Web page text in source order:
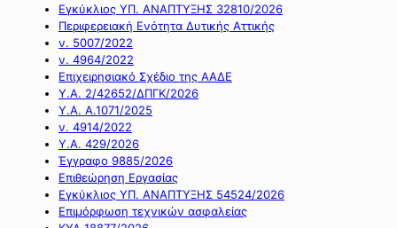
Εγκύκλιος ΥΠ. ΑΝΑΠΤΥΞΗΣ 32810/2026
Περιφερειακή Ενότητα Δυτικής Αττικής
ν. 5007/2022
ν. 4964/2022
Επιχειρησιακό Σχέδιο της ΑΑΔΕ
Υ.Α. 2/42652/ΔΠΓΚ/2026
Υ.Α. Α.1071/2025
ν. 4914/2022
Υ.Α. 429/2026
Έγγραφο 9885/2026
Επιθεώρηση Εργασίας
Εγκύκλιος ΥΠ. ΑΝΑΠΤΥΞΗΣ 54524/2026
Επιμόρφωση τεχνικών ασφαλείας